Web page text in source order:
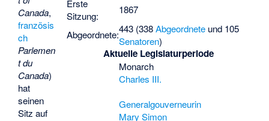
Erste
Sitzung:
1867
Abgeordnete:443 (338Abgeordneteund 105
Senatoren)
Aktuelle Legislaturperiode
Monarch
Charles III.
Generalgouverneurin
Mary Simon
Canada,
französis
ch
Parlemen
t du
Canada)
hat
seinen
Sitz auf